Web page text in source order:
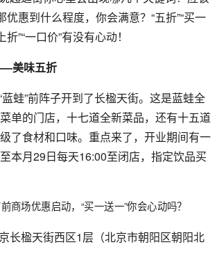
优惠到什么程度，你会满意？“五折”“买一
”“一口价”有没有心动！
美味五折
蛙”前阵子开到了长楹天街。这是蓝蛙全
单的门店，十七道全新菜品，还有十五道
了食材和口味。重点来了，开业期间有一
本月29日每天16:00至闭店，指定饮品买
长楹天街西区1层（北京市朝阳区朝阳北